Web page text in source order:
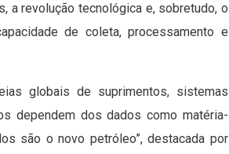
a revolução tecnológica e, sobretudo, o
de coleta, processamento e
globais de suprimentos, sistemas
dependem dos dados como matéria-
são o novo petróleo”, destacada por